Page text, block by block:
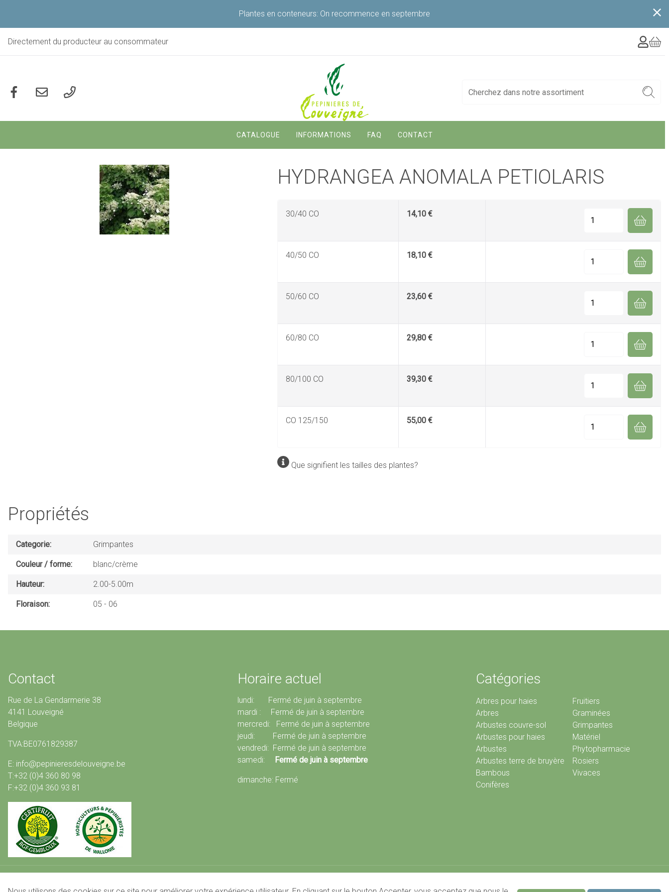
contenu
principal
Plantes en conteneurs: On recommence en septembre
Directement du producteur au consommateur
Navigation
principale
CATALOGUE INFORMATIONS FAQ CONTACT
HYDRANGEA ANOMALA PETIOLARIS
30/40 CO 14,10 €
40/50 CO 18,10 €
50/60 CO 23,60 €
60/80 CO 29,80 €
80/100 CO 39,30 €
CO 125/150 55,00 €
Que signifient les tailles des plantes?
Propriétés
Categorie Grimpantes
Couleur / forme blanc/crème
Hauteur 2.00-5.00m
Floraison 05 06
Contact
Rue de La Gendarmerie 38
4141 Louveigné
Belgique
TVA:BE0761829387
E: info@pepinieresdelouveigne.be
T:+32 (0)4 360 80 98
F:+32 (0)4 360 93 81
Horaire actuel
lundi: Fermé de juin à septembre
mardi : Fermé de juin à septembre
mercredi: Fermé de juin à septembre
jeudi: Fermé de juin à septembre
vendredi: Fermé de juin à septembre
samedi:
Fermé de juin à septembre
dimanche: Fermé
Catégories
Arbres pour haies
Arbres
Arbustes couvre-sol
Arbustes pour haies
Arbustes
Arbustes terre de bruyère
Bambous
Conifères
Fruitiers
Graminées
Grimpantes
Matériel
Phytopharmacie
Rosiers
Vivaces
Conditions de vente